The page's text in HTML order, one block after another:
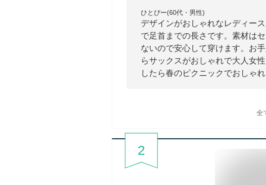
ひとぴー(60代・男性)
デザインがおしゃれなレディー
で足首までの長さです。素材は
ないので安心して穿けます。お
らサックスがおしゃれで大人女
したら春のピクニックでおしゃ
全
2